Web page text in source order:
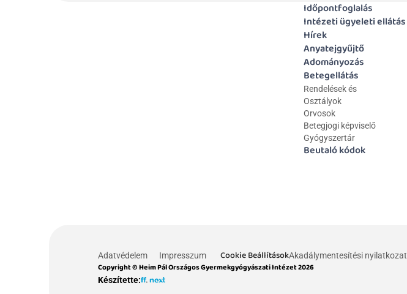
Időpontfoglalás
Intézeti ügyeleti ellátás
Hírek
Anyatejgyűjtő
Adományozás
Betegellátás
Rendelések és
Osztályok
Orvosok
Betegjogi képviselő
Gyógyszertár
Beutaló kódok
Adatvédelem Impresszum Cookie BeállításokAkadálymentesítési nyilatkozat
Copyright © Heim Pál Országos Gyermekgyógyászati Intézet 2026
Készítette: